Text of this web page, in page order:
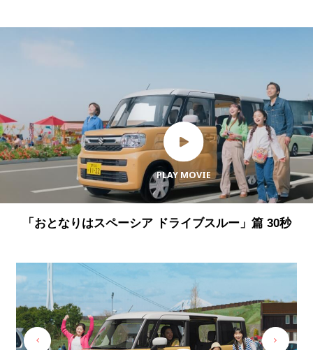
PLAY MOVIE
「おとなりはスペーシア ドライブスルー」篇 30秒